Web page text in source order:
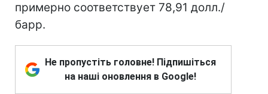
примерно соответствует 78,91 долл./
барр.
Не пропустіть головне! Підпишіться
на наші оновлення в Google!